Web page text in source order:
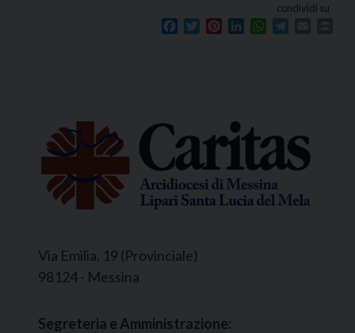
condividi su
Facebook
TwitterPinterestLinkedInWhatsApp
Via Emilia, 19 (Provinciale)
98124 - Messina
Segreteria e Amministrazione: